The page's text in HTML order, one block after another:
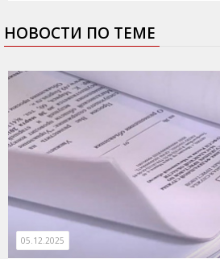
НОВОСТИ ПО ТЕМЕ
05.12.2025